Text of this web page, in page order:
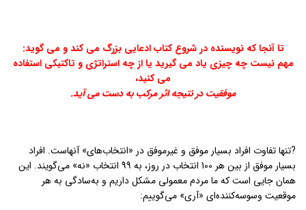
تا آنجا که نویسنده در شروع کتاب ادعایی بزرگ می کند و می گوید:
مهم نیست چه چیزی یاد می گیرید یا از چه استراتژی و تاکتیکی استفاده
می کنید،
موفقیت در نتیجه اثر مرکب به دست می آید.
?تنها تفاوت افراد بسیار موفق و غیرموفق در «انتخاب‌های» آنهاست. افراد
بسیار موفق از بین هر 100 انتخاب در روز، به 99 انتخاب «نه» می‌گویند. این
همان جایی است که ما مردم معمولی مشکل داریم و به‌سادگی به هر
موقعیت وسوسه‌کننده‌ای «آری» می‌گوییم: